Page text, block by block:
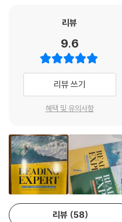
READING 1 Dance and
UNIT 12 Psychology
READING 1 ASMR
READING 2 Indecisiveness
WORD REVIEW TEST UNIT
READING 1 Bird’s Feathers
READING 2 African Tigerfish
UNIT 14 Origins
READING 1 Abracadabra
READING 2 The Christmas
잘 구성된 지문들을 실어 장문 독
형의 문제를 매 지문마다 수록하였
5. TOEFL(토플) 시험 대비: 별
플 유형 문제 풀이를 통해 실전
영 정의를 통해 익히며Word
어(Synonym), 반의어
eview Test와 부록으로 제공되
현을 복습함으로써 효과적인 어
리뷰
9.6
리뷰 쓰기
혜택 및 유의사항
리뷰 58